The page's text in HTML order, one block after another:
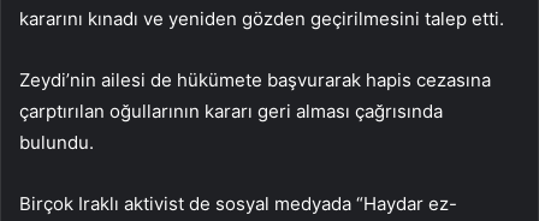
kararını kınadı ve yeniden gözden geçirilmesini talep etti.
Zeydi’nin ailesi de hükümete başvurarak hapis cezasına
çarptırılan oğullarının kararı geri alması çağrısında
bulundu.
Birçok Iraklı aktivist de sosyal medyada “Haydar ez-